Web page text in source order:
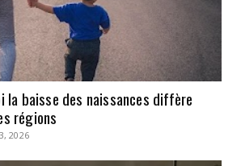
la baisse des naissances diffère
régions
2026